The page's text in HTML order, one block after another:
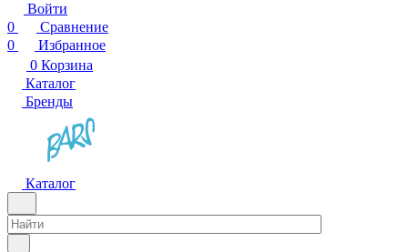
Войти
0
Сравнение
0
Избранное
0 Корзина
Каталог
Бренды
Каталог